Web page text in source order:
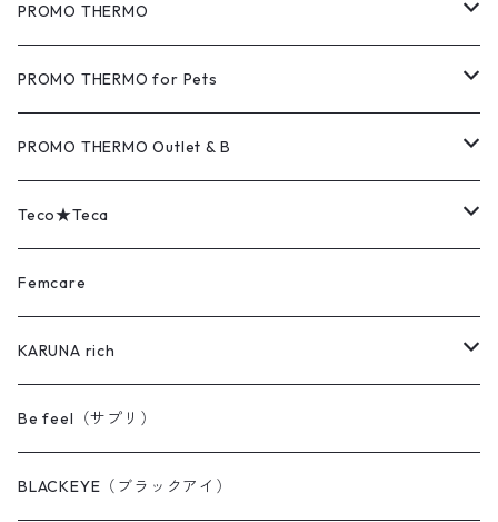
PROMO THERMO
MAT（マット）
COVER（カバー）
PAD（パッド）
EYE's（アイズ）
FEET's（フィーツ）
AQUA（アクア）
PILLOW（ピロー）
PROMO THERMO for Pets
MAT（マット）
COVER（カバー）
PAD（パッド）
BACK's（バックス）
DENT'z（デンツ）
AQUA（アクア）
PROMO THERMO Outlet & B
Outlet（アウトレット品）
B（難あり品）
Teco★Teca
MAT（マット）
COVER（カバー）
BACK's（バックス）
PAD（パッド）
Femcare
KARUNA rich
KARUNA rich ヘアケア
MAX クイックワン（毛染め）
Be feel（サプリ）
BLACKEYE（ブラックアイ）